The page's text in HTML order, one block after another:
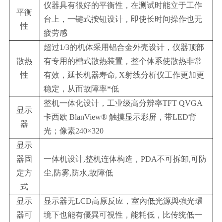
平衡
性
仪器具有很好的平衡性，在测试时能立于工作
台上，一键式按钮设计，即使长时间操作也无
疲劳感
散热
性
超过1/3的机体采用铝合金外壳设计，仪器顶部
有专用的槽式散热装置，整个体系使散热非常
有效，延长机器寿命, X射线分析仪工作更加更
稳定，从而故障率*低
显示
器
整机一体化设计，工业级高分辨率TFT QVGA
卡西欧 BlanView® 触摸显示彩屏，带LED背
光；像素240×320
显示
器固
定方
式
一体机设计,整机连体构造，PDA不可拆卸,可防
尘,防雾,防水,故障低
显示
器可
显示器无LCD高原反应，室內低光源與強光環
境下也能有優異可視性，能耗低，比传统低一